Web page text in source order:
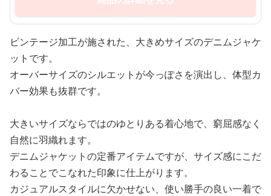
ビンテージ加工が施された、大きめサイズのデニムジャケ
ットです。
オーバーサイズのシルエットが今っぽさを演出し、体型カ
バー効果も抜群です。
大きいサイズならではのゆとりある着心地で、窮屈感なく
自然に羽織れます。
デニムジャケットの定番アイテムですが、サイズ感にこだ
わることでこなれた印象に仕上がります。
カジュアルスタイルに欠かせない、使い勝手の良い一着で